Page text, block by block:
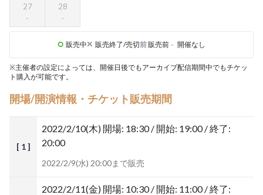
27 28
販売中 販売終了/売切前販売前 - 開催なし
※主催者の設定によっては、開催日後でもアーカイブ配信期間中でもチケッ
ト購入が可能です。
開場/開演情報・チケット販売期間
[ 1 ]
2022/2/10(木) 開場: 18:30 / 開始: 19:00 / 終了:
20:00
2022/2/9(水) 20:00まで販売
2022/2/11(金) 開場: 10:30 / 開始: 11:00 / 終了: